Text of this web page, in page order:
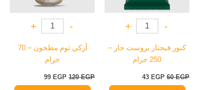
-
+
كنور فيجتار بروست حار –
250 جرام
60EGP
43 EGP
-
+
أزكي ثوم مطحون – 70
جرام
120EGP
99 EGP